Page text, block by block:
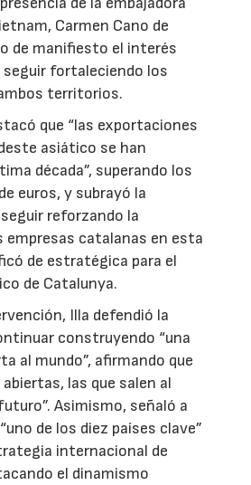
Carmen Cano de
de manifiesto el interés
fortaleciendo los
territorios.
que “las exportaciones
asiático se han
década”, superando los
euros, y subrayó la
reforzando la
empresas catalanas en esta
de estratégica para el
de Catalunya.
Illa defendió la
construyendo “una
al mundo”, afirmando que
las que salen al
Asimismo, señaló a
de los diez países clave”
internacional de
el dinamismo